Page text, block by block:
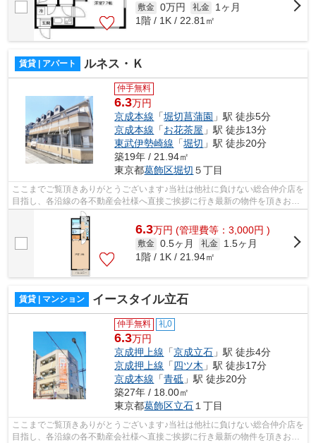
敷金 0万円 礼金
1ヶ月
1階 / 1K / 22.81㎡
賃貸 | アパート ルネス・Ｋ
仲手無料
6.3万円
京成本線 「堀切菖蒲園 」駅 徒歩5分
京成本線 「お花茶屋 」駅 徒歩13分
東武伊勢崎線 「堀切 」駅 徒歩20分
築19年 / 21.94㎡
東京都葛飾区堀切 ５丁目
ここまでご覧頂きありがとうございます♪当社は他社に負けない総合仲介店を
目指し、各沿線の各不動産会社様へ直接ご挨拶に行き最新の物件を頂きお客
様へ提供しております！最新の情報は...
6.3万円 (管理費等：3,000円 )
敷金 0.5ヶ月 礼金
1.5ヶ月
1階 / 1K / 21.94㎡
賃貸 | マンション イースタイル立石
仲手無料 礼0
6.3万円
京成押上線 「京成立石 」駅 徒歩4分
京成押上線 「四ツ木 」駅 徒歩17分
京成本線 「青砥 」駅 徒歩20分
築27年 / 18.00㎡
東京都葛飾区立石１丁目
ここまでご覧頂きありがとうございます♪当社は他社に負けない総合仲介店を
目指し、各沿線の各不動産会社様へ直接ご挨拶に行き最新の物件を頂きお客